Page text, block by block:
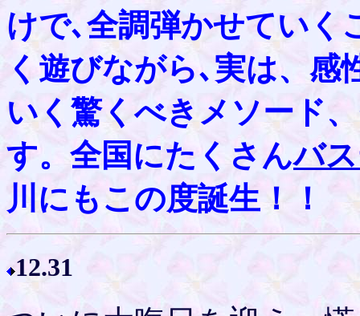
けで､全調弾かせていく
く遊びながら､実は、感
いく驚くべきメソード
す。全国にたくさんバ
川にもこの度誕生！！
12.31